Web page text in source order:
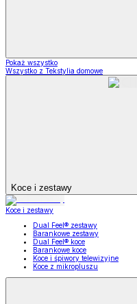
Pokaż wszystko
Wszystko z Tekstylia domowe
Koce i zestawy
Koce i zestawy
Dual Feel® zestawy
Barankowe zestawy
Dual Feel® koce
Barankowe koce
Koce i śpiwory telewizyjne
Koce z mikropluszu